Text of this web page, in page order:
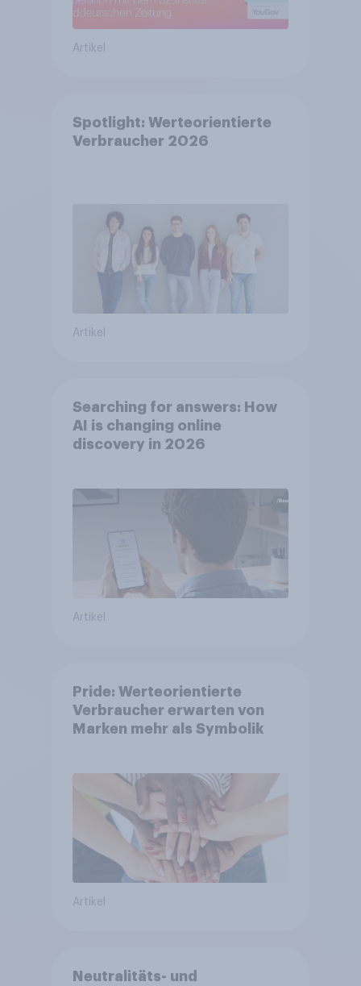
Artikel
Spotlight: Werteorientierte
Verbraucher 2026
Artikel
Searching for answers: How
AI is changing online
discovery in 2026
Artikel
Pride: Werteorientierte
Verbraucher erwarten von
Marken mehr als Symbolik
Artikel
Neutralitäts- und